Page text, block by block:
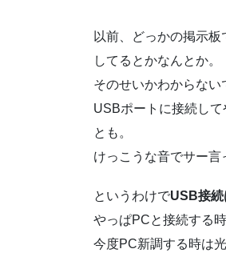
以前、どっかの掲示
してるとかなんとか。
そのせいかわからない
USBポートに接続し
とも。
けっこうな音でサー言
というわけでUSB接続
やっぱPCと接続する
今度PC新調する時は